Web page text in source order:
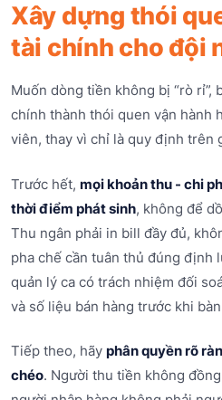
Xây dựng thói
tài chính cho đội
Muốn dòng tiền không bị “rò rỉ”,
chính thành thói quen vận hành
viên, thay vì chỉ là quy định trên
Trước hết, mọi khoản thu - chi
thời điểm phát sinh, không để
Thu ngân phải in bill đầy đủ,
pha chế cần tuân thủ đúng định
quản lý ca có trách nhiệm đối
và số liệu bán hàng trước khi
Tiếp theo, hãy phân quyền rõ
chéo. Người thu tiền không